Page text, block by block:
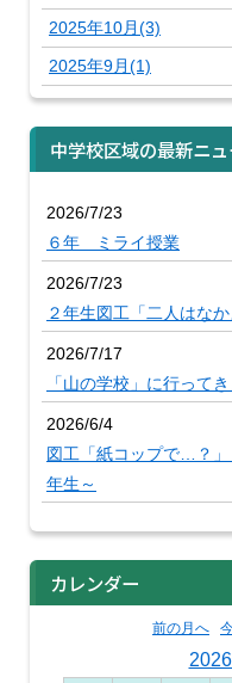
2025年10月(3)
2025年9月(1)
中学校区域の最新ニュ
2026/7/23
６年 ミライ授業
2026/7/23
２年生図工「二人はなか
2026/7/17
「山の学校」に行ってき
2026/6/4
図工「紙コップで…？」
年生～
カレンダー
前の月へ